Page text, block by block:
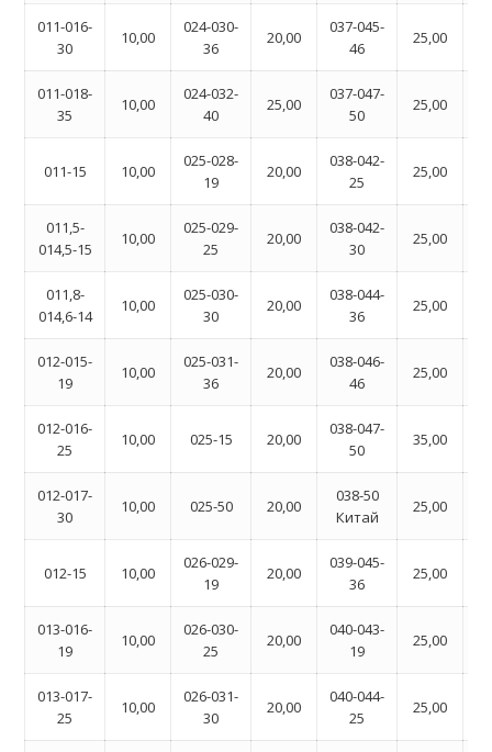
011-016-
30
10,00
024-030-
36
20,00
037-045-
46
25,00
011-018-
35
10,00
024-032-
40
25,00
037-047-
50
25,00
011-15 10,00
025-028-
19
20,00
038-042-
25
25,00
011,5-
014,5-15
10,00
025-029-
25
20,00
038-042-
30
25,00
011,8-
014,6-14
10,00
025-030-
30
20,00
038-044-
36
25,00
012-015-
19
10,00
025-031-
36
20,00
038-046-
46
25,00
012-016-
25
10,00 025-15 20,00
038-047-
50
35,00
012-017-
30
10,00 025-50 20,00
038-50
Китай
25,00
012-15 10,00
026-029-
19
20,00
039-045-
36
25,00
013-016-
19
10,00
026-030-
25
20,00
040-043-
19
25,00
013-017-
25
10,00
026-031-
30
20,00
040-044-
25
25,00